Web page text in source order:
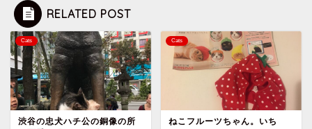
RELATED POST
Cats
渋谷の忠犬ハチ公の銅像の所
Cats
ねこフルーツちゃん。いち